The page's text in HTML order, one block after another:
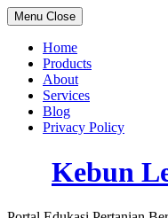
Skip
to
content
Menu Close
Home
Products
About
Services
Blog
Privacy Policy
Kebun